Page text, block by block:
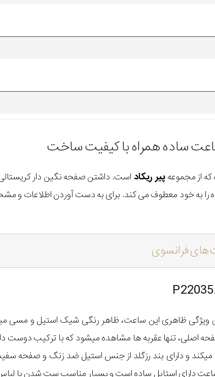
از مجموعهپیر ریکاد است. داشتن صفحه نگین دار کریستالی
به خود معطوف می کند. برای به دست آوردن اطلاعات و
های فرانسوی
ویژگی ظاهری این ساعت، ظاهر رنگی شیک استیل و مسی
تنها عقربه ها مشاهده میشود که با ترکیب دوست
میکند و دارای بند رزگلد از جنس استیل ضد زنگ و صفحه
دارای استایل ساده است و بسیار مناسب ست شدن با